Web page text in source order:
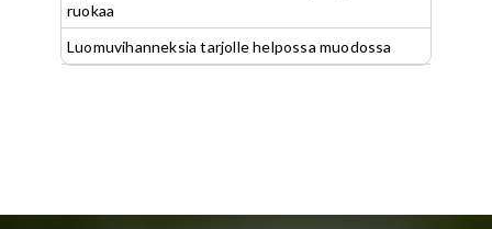
ruokaa
Luomuvihanneksia tarjolle helpossa muodossa